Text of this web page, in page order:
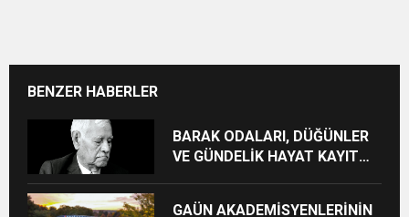
BENZER HABERLER
BARAK ODALARI, DÜĞÜNLER
VE GÜNDELİK HAYAT KAYIT
GAÜN AKADEMİSYENLERİNİN